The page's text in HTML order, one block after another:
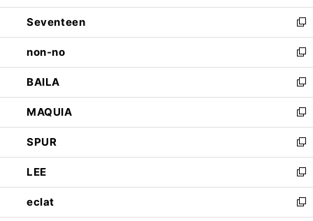
開
く
ウ
で
開
く
ン
ド
ウ
で
開
く
Seventeen
新
し
い
ウ
ィ
ン
ド
ウ
で
開
く
non-no
新
し
い
ウ
ィ
ン
ド
ウ
で
開
く
BAILA
新
し
い
ウ
ィ
ン
ド
ウ
で
開
MAQUIA
新
し
い
ウ
ィ
ン
ド
ウ
SPUR
新
し
い
ウ
ィ
ン
LEE
新
し
い
eclat
新